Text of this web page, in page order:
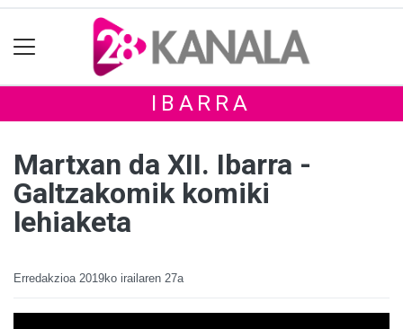
IBARRA
Martxan da XII. Ibarra -
Galtzakomik komiki
lehiaketa
Erredakzioa 2019ko irailaren 27a